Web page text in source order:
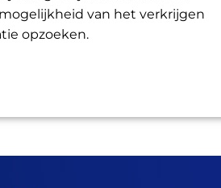
van het verkrijgen
opzoeken.